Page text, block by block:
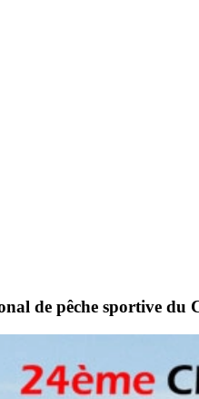
de pêche sportive du